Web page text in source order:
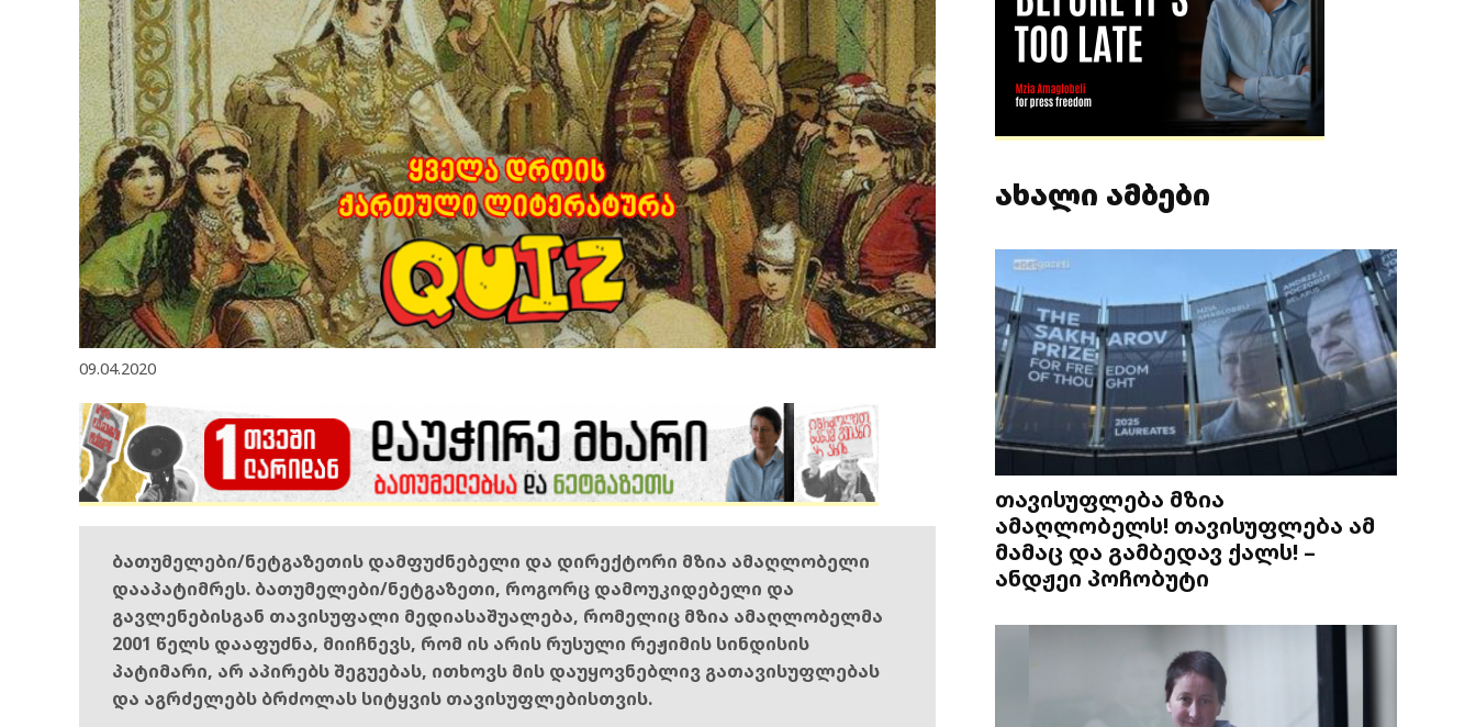
09.04.2020
ბათუმელები/ნეტგაზეთის დამფუძნებელი და დირექტორი მზია ამაღლობელი
დააპატიმრეს. ბათუმელები/ნეტგაზეთი, როგორც დამოუკიდებელი და
გავლენებისგან თავისუფალი მედიასაშუალება, რომელიც მზია ამაღლობელმა
2001 წელს დააფუძნა, მიიჩნევს, რომ ის არის რუსული რეჟიმის სინდისის
პატიმარი, არ აპირებს შეგუებას, ითხოვს მის დაუყოვნებლივ გათავისუფლებას
და აგრძელებს ბრძოლას სიტყვის თავისუფლებისთვის.
ახალი ამბები
თავისუფლება მზია
ამაღლობელს! თავისუფლება ამ
მამაც და გამბედავ ქალს! –
ანდჟეი პოჩობუტი